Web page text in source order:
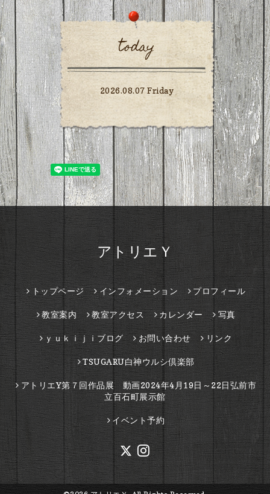
today
2026.08.07 Friday
アトリエＹ
トップページ インフォメーション プロフィール
教室案内 教室アクセス カレンダー 写真
ｙｕｋｉｊｉブログ お問い合わせ リンク
TSUGARU白神ウルシ倶楽部
アトリエY第７回作品展 動画2024年4月19日～22日弘前市
立百石町展示館
イベント予約